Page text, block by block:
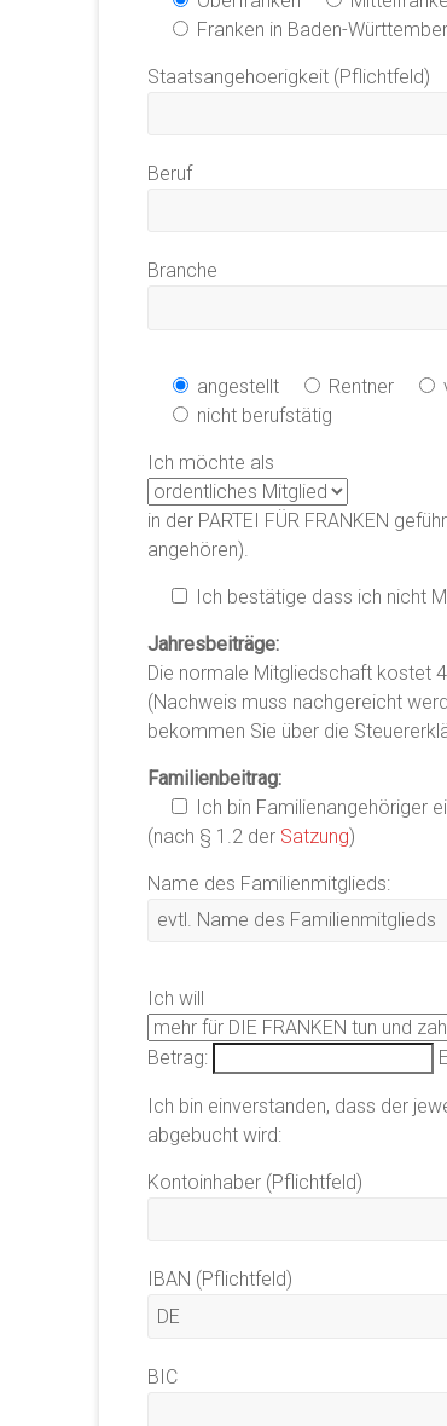
Franken in Baden-
Staatsangehoerigkeit (Pflichtfeld)
Beruf
Branche
angestellt Rentner
nicht berufstätig
Ich möchte als
in der PARTEI FÜR FRANKEN
angehören).
Ich bestätige dass ich nicht
Jahresbeiträge:
Die normale Mitgliedschaft kostet
(Nachweis muss nachgereicht
bekommen Sie über die
Familienbeitrag:
Ich bin Familienangehöriger
(nach § 1.2 der Satzung)
Name des Familienmitglieds:
Ich will
Betrag:
Ich bin einverstanden, dass der
abgebucht wird:
Kontoinhaber (Pflichtfeld)
IBAN (Pflichtfeld)
BIC